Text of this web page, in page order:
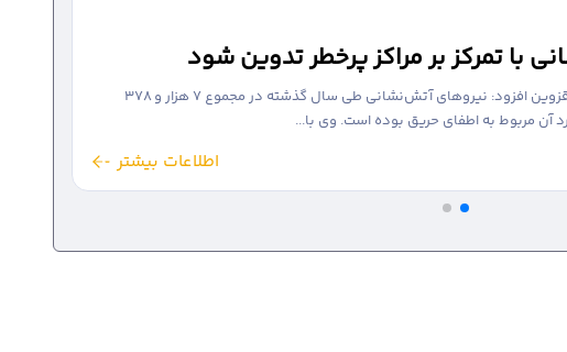
و رفع نقاط حادثه‌خیز انتخاب شدند
از امضای تفاهم‌نامه‌ای میان اتحادیه حمل‌ونقل شهرداری‌های کشور و دانشگاه
تفاهم‌نامه، چهار شهر کشور برای...
اطلاعات بیشتر